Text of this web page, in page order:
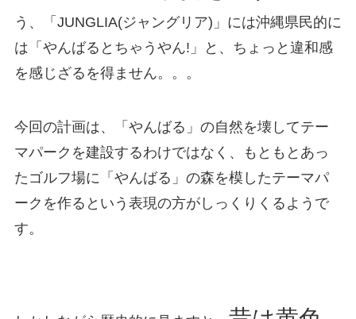
う、「JUNGLIA(ジャングリア)」には沖縄県民的に
は「やんばるとちゃうやん!」と、ちょっと違和感
を感じざるを得ません。。。
今回の計画は、「やんばる」の自然を壊してテー
マパークを建設するわけではなく、もともとあっ
たゴルフ場に「やんばる」の森を模したテーマパ
ークを作るという表現の方がしっくりくるようで
す。